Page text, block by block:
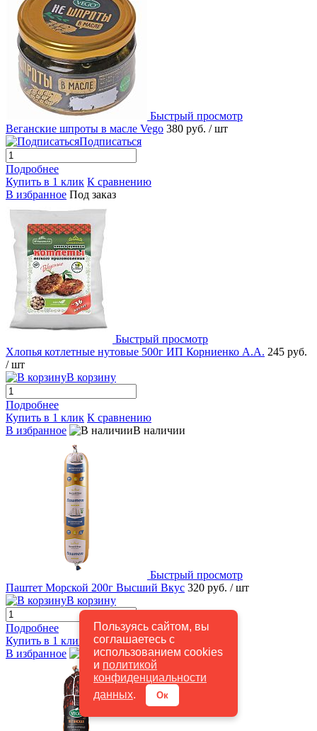
Пользуясь сайтом, вы
соглашаетесь с
использованием cookies
и политикой
конфиденциальности
данных. Ок
Быстрый просмотр
Веганские шпроты в масле Vego 380 руб. / шт
Подписаться
Подробнее
Купить в 1 клик К сравнению
В избранное Под заказ
Быстрый просмотр
Хлопья котлетные нутовые 500г ИП Корниенко А.А. 245 руб.
/ шт
В корзину
Подробнее
Купить в 1 клик К сравнению
В избранное
В наличии
Быстрый просмотр
Паштет Морской 200г Высший Вкус 320 руб. / шт
В корзину
Подробнее
Купить в 1 клик
К сравнению
В избранное
В наличии